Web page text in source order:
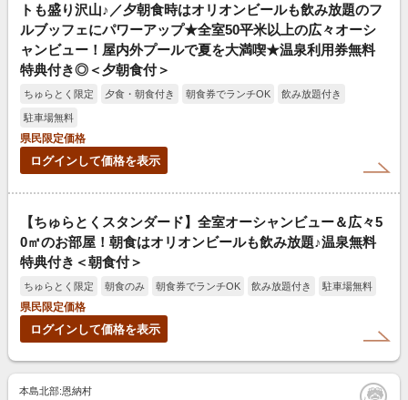
トも盛り沢山♪／夕朝食時はオリオンビールも飲み放題のフ
ルブッフェにパワーアップ★全室50平米以上の広々オーシ
ャンビュー！屋内外プールで夏を大満喫★温泉利用券無料
特典付き◎＜夕朝食付＞
ちゅらとく限定 夕食・朝食付き 朝食券でランチOK 飲み放題付き
駐車場無料
県民限定価格
ログインして価格を表示
【ちゅらとくスタンダード】全室オーシャンビュー＆広々5
0㎡のお部屋！朝食はオリオンビールも飲み放題♪温泉無料
特典付き＜朝食付＞
ちゅらとく限定 朝食のみ 朝食券でランチOK 飲み放題付き
駐車場無料
県民限定価格
ログインして価格を表示
本島北部:恩納村